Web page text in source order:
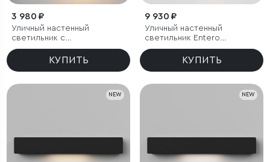
3 980 ₽
Уличный настенный
светильник с
регулируемыми лучами
BLADE 3000K белый
КУПИТЬ
9 930 ₽
Уличный настенный
светильник Entero
(35189/W) 3000K черный
КУПИТЬ
NEW NEW